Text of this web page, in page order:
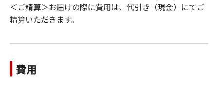
＜ご精算＞お届けの際に費用は、代引き（現金）にてご
精算いただきます。
費用